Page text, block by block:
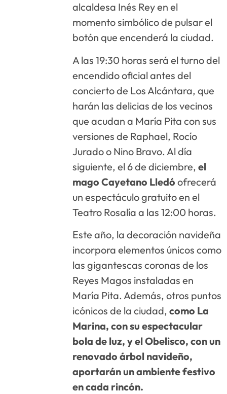
alcaldesa Inés Rey en el
momento simbólico de pulsar el
botón que encenderá la ciudad.
A las 19:30 horas será el turno del
encendido oficial antes del
concierto de Los Alcántara, que
harán las delicias de los vecinos
que acudan a María Pita con sus
versiones de Raphael, Rocío
Jurado o Nino Bravo. Al día
siguiente, el 6 de diciembre,el
mago Cayetano Lledó ofrecerá
un espectáculo gratuito en el
Teatro Rosalía a las 12:00 horas.
Este año, la decoración navideña
incorpora elementos únicos como
las gigantescas coronas de los
Reyes Magos instaladas en
María Pita. Además, otros puntos
icónicos de la ciudad,como La
Marina, con su espectacular
bola de luz, y el Obelisco, con un
renovado árbol navideño,
aportarán un ambiente festivo
en cada rincón.